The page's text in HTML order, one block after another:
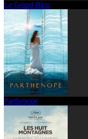
Le Grand Bleu
Parthenope